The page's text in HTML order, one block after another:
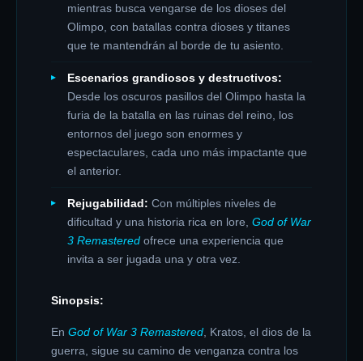
mientras busca vengarse de los dioses del
Olimpo, con batallas contra dioses y titanes
que te mantendrán al borde de tu asiento.
Escenarios grandiosos y destructivos:
Desde los oscuros pasillos del Olimpo hasta la
furia de la batalla en las ruinas del reino, los
entornos del juego son enormes y
espectaculares, cada uno más impactante que
el anterior.
Rejugabilidad: Con múltiples niveles de
dificultad y una historia rica en lore, God of War
3 Remastered ofrece una experiencia que
invita a ser jugada una y otra vez.
Sinopsis:
En God of War 3 Remastered , Kratos, el dios de la
guerra, sigue su camino de venganza contra los